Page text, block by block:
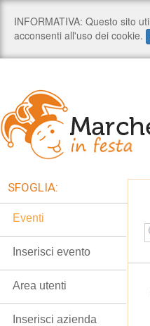
SFOGLIA:
Eventi
Inserisci evento
Area utenti
Inserisci azienda